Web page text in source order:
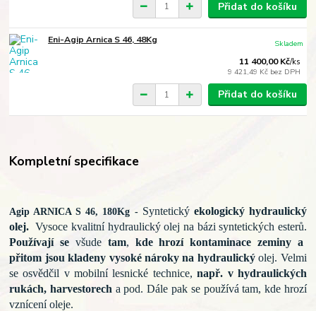
Přidat do košíku
Eni-Agip Arnica S 46, 48Kg
11 400,00 Kč/ks
9 421,49 Kč bez DPH
Skladem
Přidat do košíku
Kompletní specifikace
Agip ARNICA S 46, 180Kg - Syntetickýekologický hydraulický
olej.Vysoce kvalitní hydraulický olej na bázi syntetických esterů.
Používají se všudetam, kde hrozíkontaminacezeminy a
přitom jsou kladeny vysoké nároky na hydraulickýolej. Velmi
seosvědčil vmobilní lesnické technice,např. v hydraulických
rukách, harvestorech a pod.Dále pak se používá tam, kde hrozí
vznícení oleje.